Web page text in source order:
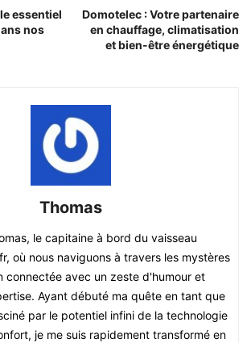
essentiel
nos
Domotelec : Votre partenaire
en chauffage, climatisation
et bien-être énergétique
Thomas
le capitaine à bord du vaisseau
où nous naviguons à travers les mystères
connectée avec un zeste d'humour et
Ayant débuté ma quête en tant que
par le potentiel infini de la technologie
je me suis rapidement transformé en